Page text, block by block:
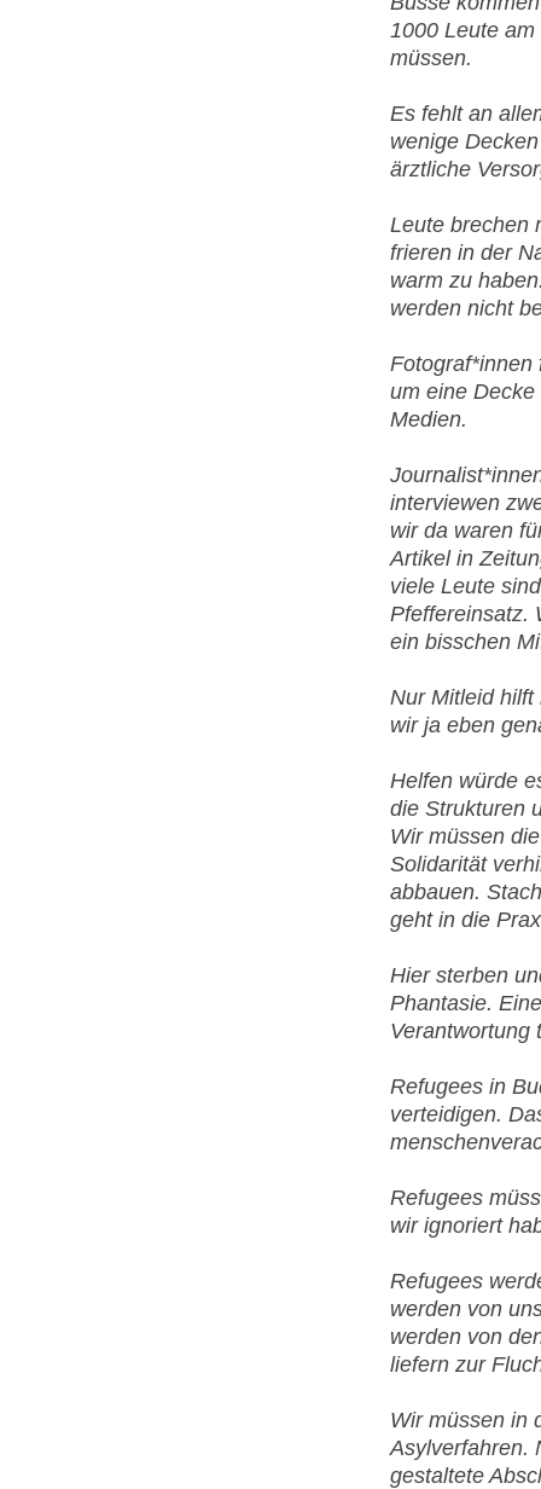
1000 Leute
müssen.
Es fehlt an
wenige
ärztliche
Leute brechen
frieren in der
warm zu
werden nicht
Fotograf*innen
um eine
Medien.
interviewen
wir da waren
Artikel in
viele Leute
Pfeffereinsatz.
ein bisschen
Nur Mitleid hilft
wir ja eben
Helfen würde
die Strukturen
Wir müssen
Solidarität
abbauen.
geht in die
Hier sterben
Phantasie.
Verantwortung
Refugees in
verteidigen.
Refugees
wir ignoriert
Refugees
werden von
werden von
liefern zur
Wir müssen in
Asylverfahren.
gestaltete